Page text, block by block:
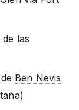
las
Ben Nevis